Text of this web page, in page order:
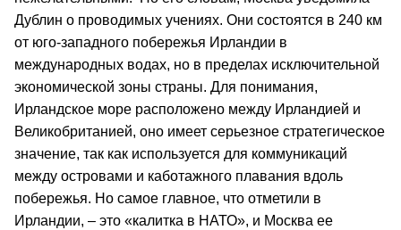
Дублин о проводимых учениях. Они состоятся в 240 км
от юго-западного побережья Ирландии в
международных водах, но в пределах исключительной
экономической зоны страны. Для понимания,
Ирландское море расположено между Ирландией и
Великобританией, оно имеет серьезное стратегическое
значение, так как используется для коммуникаций
между островами и каботажного плавания вдоль
побережья. Но самое главное, что отметили в
Ирландии, – это «калитка в НАТО», и Москва ее